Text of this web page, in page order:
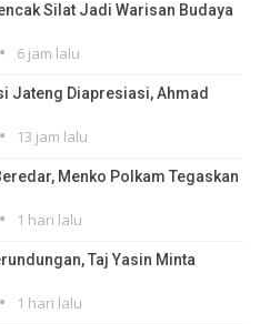
Silat Jadi Warisan Budaya
6 jam lalu
Jateng Diapresiasi, Ahmad
13 jam lalu
Menko Polkam Tegaskan
1 hari lalu
Taj Yasin Minta
1 hari lalu